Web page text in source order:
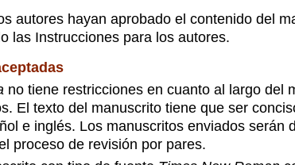
autores hayan aprobado el contenido del
las Instrucciones para los autores.
no tiene restricciones en cuanto al largo del
El texto del manuscrito tiene que ser
e inglés. Los manuscritos enviados serán
proceso de revisión por pares.